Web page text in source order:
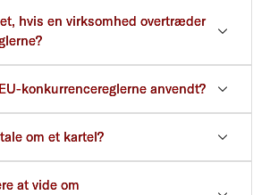
hvis en virksomhed overtræder
konkurrencereglerne anvendt?
om et kartel?
at vide om